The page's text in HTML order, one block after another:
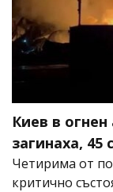
Киев в
загинаха, 45
Четирима от
критично